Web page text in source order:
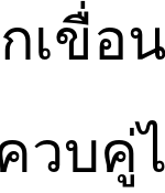
เขื่
วบคู่